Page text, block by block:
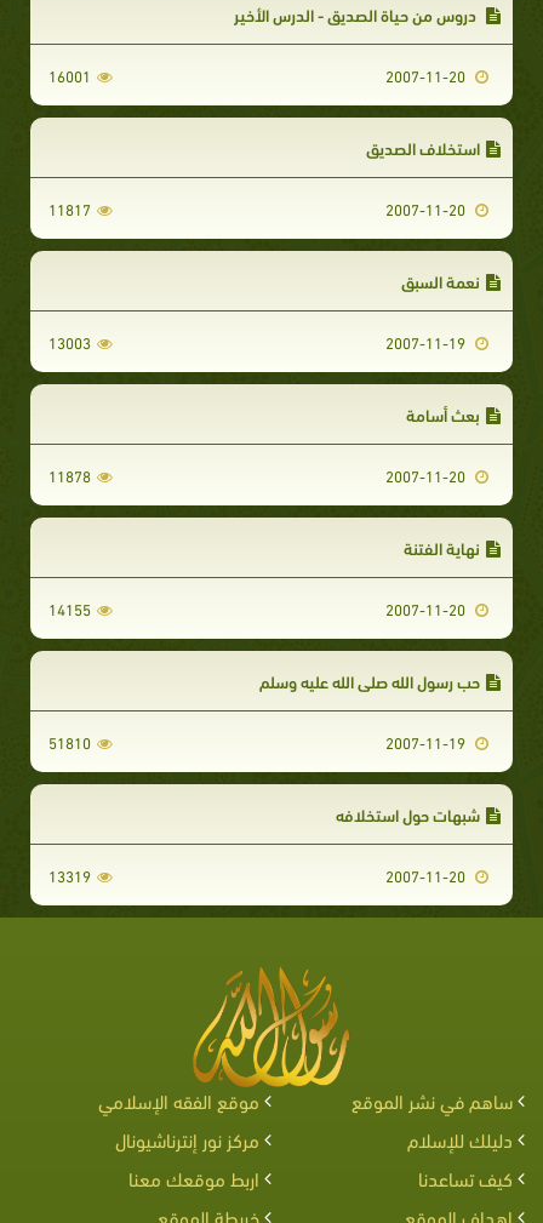
دروس من حياة الصديق - الدرس الأخير
16001
استخلاف الصديق
11817
نعمة السبق
13003
بعث أسامة
11878
نهاية الفتنة
14155
حب رسول الله صلى الله عليه وسلم
51810
شبهات حول استخلافه
13319
ساهم في نشر الموقع
موقع الفقه الإسلامي
دليلك للإسلام
مركز نور إنترناشيونال
كيف تساعدنا
اربط موقعك معنا
اهداف الموقع
خريطة الموقع